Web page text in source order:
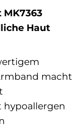
MK7363
Haut
macht
hypoallergen